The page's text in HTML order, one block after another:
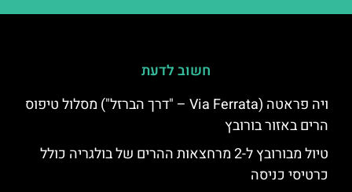
חשוב לדעת
ויה פראטה (Via Ferrata – "דרך הברזל") מסלול טיפוס
הרים באזור בורובץ
טיול מבורובץ ל-2 מרחצאות ההרים של בולגריה כולל
כרטיסי כניסה